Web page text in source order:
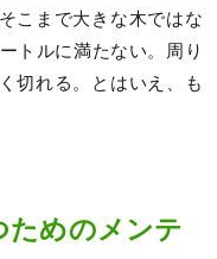
こまで大きな木ではな
トルに満たない。周り
切れる。とはいえ、も
ためのメンテ